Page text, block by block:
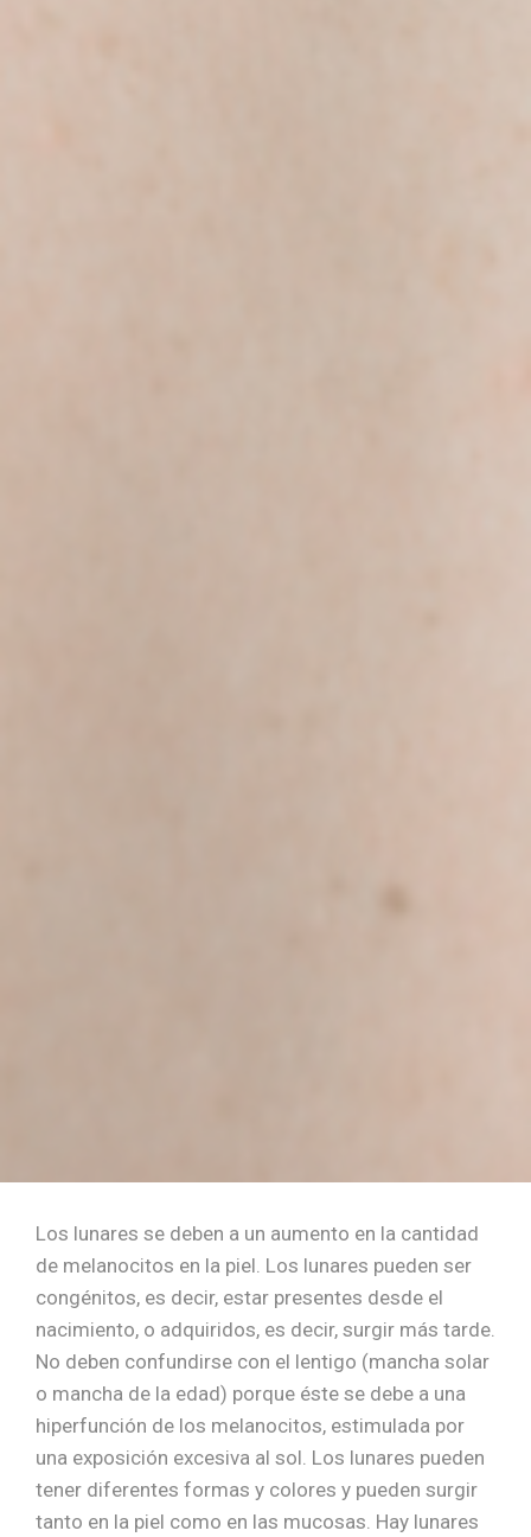
Los lunares se deben a un aumento en la cantidad
de melanocitos en la piel. Los lunares pueden ser
congénitos, es decir, estar presentes desde el
nacimiento, o adquiridos, es decir, surgir más tarde.
No deben confundirse con el lentigo (mancha solar
o mancha de la edad) porque éste se debe a una
hiperfunción de los melanocitos, estimulada por
una exposición excesiva al sol. Los lunares pueden
tener diferentes formas y colores y pueden surgir
tanto en la piel como en las mucosas. Hay lunares